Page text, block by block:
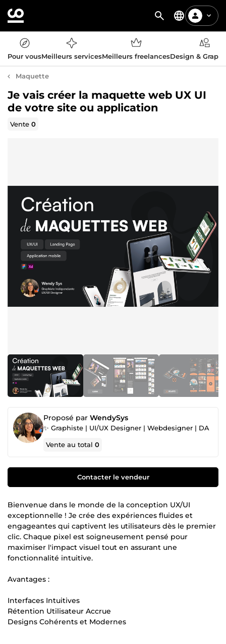
Pour vousMeilleurs servicesMeilleurs freelancesDesign &
Maquette
Je vais créer la maquette web UX UI
de votre site ou application
Vente0
Proposé par WendySys
✨ Graphiste | UI/UX Designer | Webdesigner | DA
Vente au total0
Contacter le vendeur
Bienvenue dans le monde de la conception UX/UI
exceptionnelle ! Je crée des expériences fluides et
engageantes qui captivent les utilisateurs dès le premier
clic. Chaque pixel est soigneusement pensé pour
maximiser l'impact visuel tout en assurant une
fonctionnalité intuitive.
Avantages :
Interfaces Intuitives
Rétention Utilisateur Accrue
Designs Cohérents et Modernes